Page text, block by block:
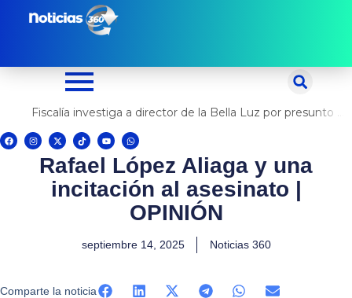
Fiscalía investiga a director de la Bella Luz por presunto abuso contra cantante Naldy Saldaña
F
a
c
I
n
s
X
-
t
w
i
t
e
T
i
k
t
o
k
Y
o
u
e
W
h
a
t
s
p
p
Rafael López Aliaga y una
incitación al asesinato |
OPINIÓN
septiembre 14, 2025 Noticias 360
Comparte la noticia